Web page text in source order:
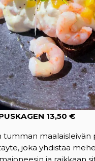
13,50 €
tumman maalaisleivän
joka yhdistää